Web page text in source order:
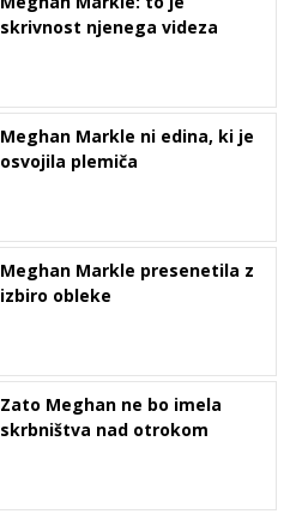
skrivnost njenega videza
Meghan Markle ni edina, ki je
osvojila plemiča
Meghan Markle presenetila z
izbiro obleke
Zato Meghan ne bo imela
skrbništva nad otrokom